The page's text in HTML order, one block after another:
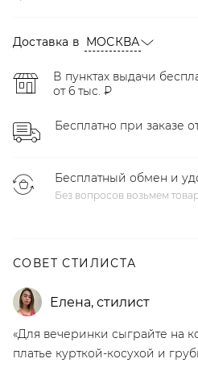
Доставка в МОСКВА
В пунктах выдачи
от 6 тыс. ₽
Бесплатно при заказе
Бесплатный обмен и
Без вопросов возьмем
СОВЕТ СТИЛИСТА
Елена, стилист
«Для вечеринки сыграйте на
платье курткой-косухой и